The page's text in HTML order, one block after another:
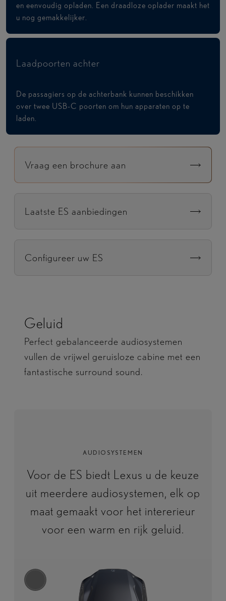
en eenvoudig opladen. Een draadloze oplader maakt het
u nog gemakkelijker.
Laadpoorten achter
De passagiers op de achterbank kunnen beschikken
over twee USB-C poorten om hun apparaten op te
laden.
Vraag een brochure aan
Laatste ES aanbiedingen
Configureer uw ES
Geluid
Perfect gebalanceerde audiosystemen
vullen de vrijwel geruisloze cabine met een
fantastische surround sound.
AUDIOSYSTEMEN
Voor de ES biedt Lexus u de keuze
uit meerdere audiosystemen, elk op
maat gemaakt voor het intererieur
voor een warm en rijk geluid.